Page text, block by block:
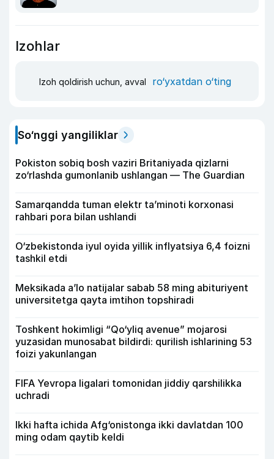
Izohlar
Izoh qoldirish uchun, avval ro‘yxatdan o‘ting
So‘nggi yangiliklar
Pokiston sobiq bosh vaziri Britaniyada qizlarni
zo‘rlashda gumonlanib ushlangan — The Guardian
Samarqandda tuman elektr ta’minoti korxonasi
rahbari pora bilan ushlandi
O‘zbekistonda iyul oyida yillik inflyatsiya 6,4 foizni
tashkil etdi
Meksikada a’lo natijalar sabab 58 ming abituriyent
universitetga qayta imtihon topshiradi
Toshkent hokimligi “Qo‘yliq avenue” mojarosi
yuzasidan munosabat bildirdi: qurilish ishlarining 53
foizi yakunlangan
FIFA Yevropa ligalari tomonidan jiddiy qarshilikka
uchradi
Ikki hafta ichida Afg‘onistonga ikki davlatdan 100
ming odam qaytib keldi